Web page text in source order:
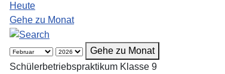
Heute
Gehe zu Monat
Gehe zu Monat
Schülerbetriebspraktikum Klasse 9